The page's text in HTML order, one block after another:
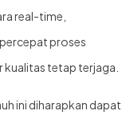
real-time,
proses
tetap terjaga.
ini diharapkan dapat